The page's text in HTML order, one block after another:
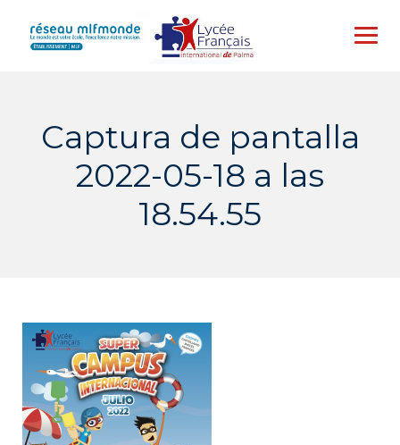
content
Captura de pantalla
2022-05-18 a las
18.54.55